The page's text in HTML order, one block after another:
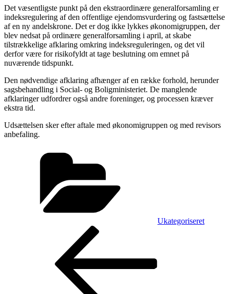
Det væsentligste punkt på den ekstraordinære generalforsamling er
indeksregulering af den offentlige ejendomsvurdering og fastsættelse
af en ny andelskrone. Det er dog ikke lykkes økonomigruppen, der
blev nedsat på ordinære generalforsamling i april, at skabe
tilstrækkelige afklaring omkring indeksreguleringen, og det vil
derfor være for risikofyldt at tage beslutning om emnet på
nuværende tidspunkt.
Den nødvendige afklaring afhænger af en række forhold, herunder
sagsbehandling i Social- og Boligministeriet. De manglende
afklaringer udfordrer også andre foreninger, og processen kræver
ekstra tid.
Udsættelsen sker efter aftale med økonomigruppen og med revisors
anbefaling.
Ukategoriseret
Indlægsnavigation